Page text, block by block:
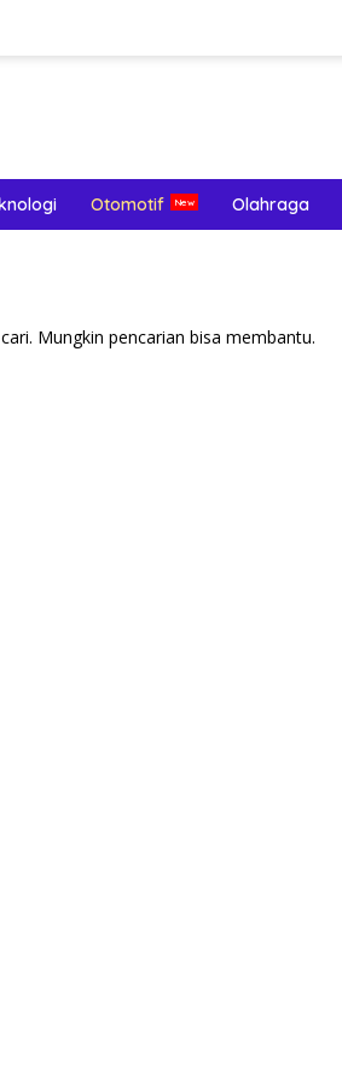
Otomotif Olahraga
Mungkin pencarian bisa membantu.